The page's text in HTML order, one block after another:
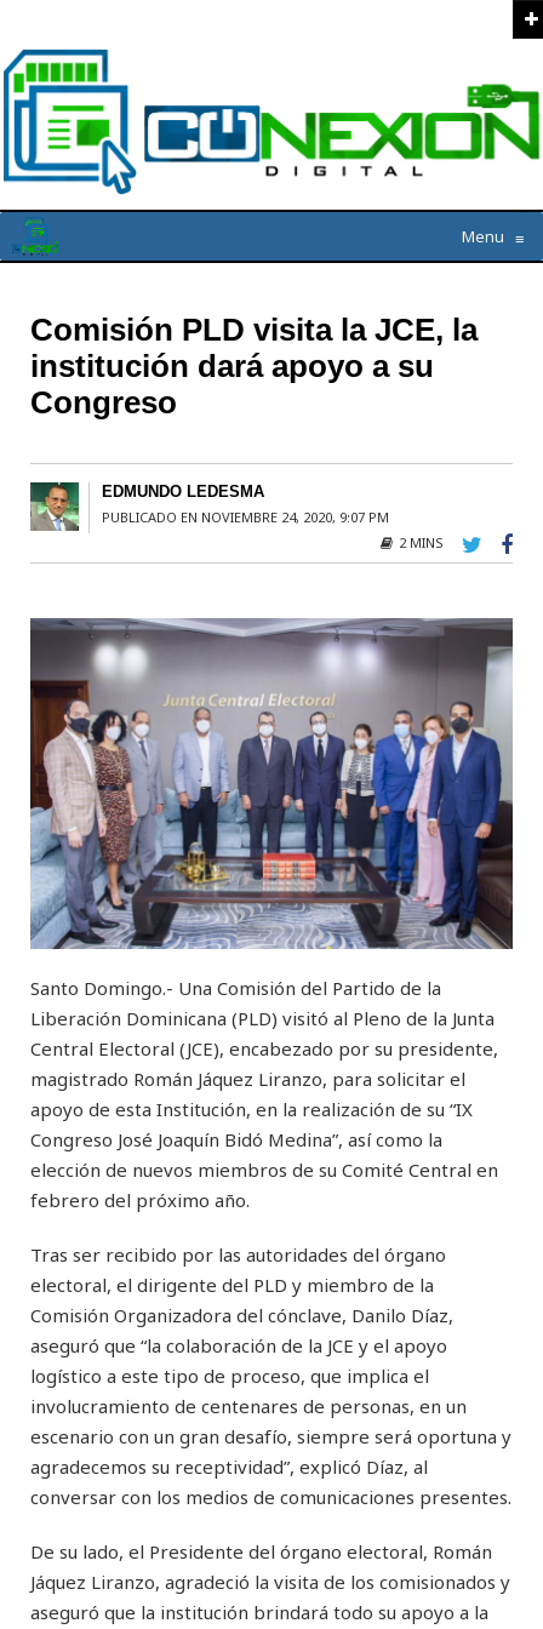
Menu ≡
Comisión PLD visita la JCE, la
institución dará apoyo a su
Congreso
EDMUNDO LEDESMA
PUBLICADO EN NOVIEMBRE 24, 2020, 9:07 PM
2 MINS
Santo Domingo.- Una Comisión del Partido de la
Liberación Dominicana (PLD) visitó al Pleno de la Junta
Central Electoral (JCE), encabezado por su presidente,
magistrado Román Jáquez Liranzo, para solicitar el
apoyo de esta Institución, en la realización de su “IX
Congreso José Joaquín Bidó Medina”, así como la
elección de nuevos miembros de su Comité Central en
febrero del próximo año.
Tras ser recibido por las autoridades del órgano
electoral, el dirigente del PLD y miembro de la
Comisión Organizadora del cónclave, Danilo Díaz,
aseguró que “la colaboración de la JCE y el apoyo
logístico a este tipo de proceso, que implica el
involucramiento de centenares de personas, en un
escenario con un gran desafío, siempre será oportuna y
agradecemos su receptividad”, explicó Díaz, al
conversar con los medios de comunicaciones presentes.
De su lado, el Presidente del órgano electoral, Román
Jáquez Liranzo, agradeció la visita de los comisionados y
aseguró que la institución brindará todo su apoyo a la